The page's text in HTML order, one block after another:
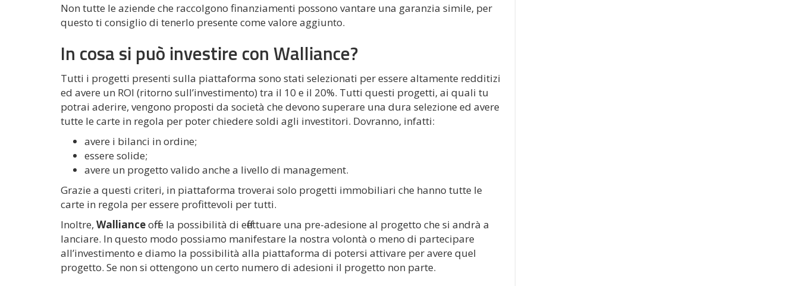
Non tutte le aziende che raccolgono finanziamenti possono vantare una garanzia simile, per
questo ti consiglio di tenerlo presente come valore aggiunto.
In cosa si può investire con Walliance?
Tutti i progetti presenti sulla piattaforma sono stati selezionati per essere altamente redditizi
ed avere un ROI (ritorno sull’investimento) tra il 10 e il 20%. Tutti questi progetti, ai quali tu
potrai aderire, vengono proposti da società che devono superare una dura selezione ed avere
tutte le carte in regola per poter chiedere soldi agli investitori. Dovranno, infatti:
avere i bilanci in ordine;
essere solide;
avere un progetto valido anche a livello di management.
Grazie a questi criteri, in piattaforma troverai solo progetti immobiliari che hanno tutte le
carte in regola per essere profittevoli per tutti.
Inoltre, Wallianceoffre la possibilità di effettuare una pre-adesione al progetto che si andrà a
lanciare. In questo modo possiamo manifestare la nostra volontà o meno di partecipare
all’investimento e diamo la possibilità alla piattaforma di potersi attivare per avere quel
progetto. Se non si ottengono un certo numero di adesioni il progetto non parte.